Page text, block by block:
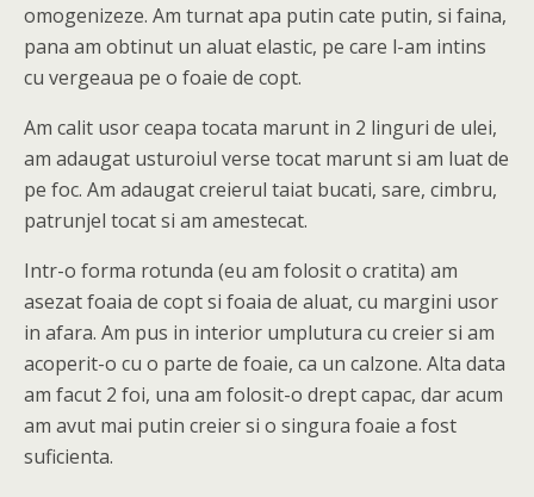
omogenizeze. Am turnat apa putin cate putin, si faina,
pana am obtinut un aluat elastic, pe care l-am intins
cu vergeaua pe o foaie de copt.
Am calit usor ceapa tocata marunt in 2 linguri de ulei,
am adaugat usturoiul verse tocat marunt si am luat de
pe foc. Am adaugat creierul taiat bucati, sare, cimbru,
patrunjel tocat si am amestecat.
Intr-o forma rotunda (eu am folosit o cratita) am
asezat foaia de copt si foaia de aluat, cu margini usor
in afara. Am pus in interior umplutura cu creier si am
acoperit-o cu o parte de foaie, ca un calzone. Alta data
am facut 2 foi, una am folosit-o drept capac, dar acum
am avut mai putin creier si o singura foaie a fost
suficienta.